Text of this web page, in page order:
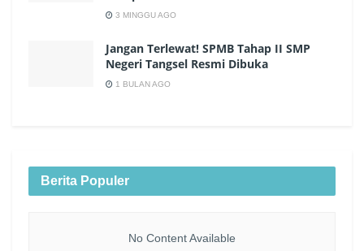
3 MINGGU AGO
Jangan Terlewat! SPMB Tahap II SMP
Negeri Tangsel Resmi Dibuka
1 BULAN AGO
Berita Populer
No Content Available